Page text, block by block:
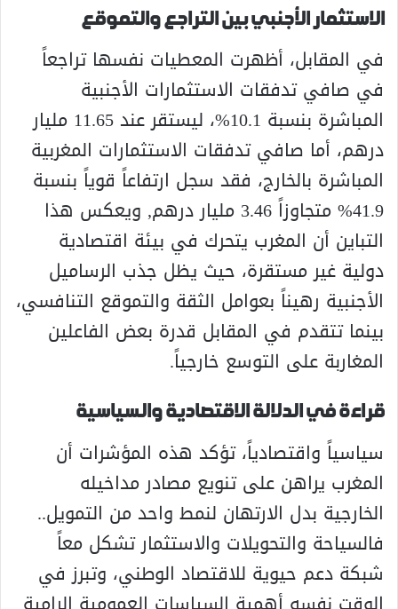
الاستثمار الأجنبي بين التراجع والتموقع
في المقابل، أظهرت المعطيات نفسها تراجعاً
في صافي تدفقات الاستثمارات الأجنبية
المباشرة بنسبة 10.1%، ليستقر عند 11.65 مليار
درهم، أما صافي تدفقات الاستثمارات المغربية
المباشرة بالخارج، فقد سجل ارتفاعاً قوياً بنسبة
41.9% متجاوزاً 3.46 مليار درهم, ويعكس هذا
التباين أن المغرب يتحرك في بيئة اقتصادية
دولية غير مستقرة، حيث يظل جذب الرساميل
الأجنبية رهيناً بعوامل الثقة والتموقع التنافسي،
بينما تتقدم في المقابل قدرة بعض الفاعلين
المغاربة على التوسع خارجياً.
قراءة في الدلالة الاقتصادية والسياسية
سياسياً واقتصادياً، تؤكد هذه المؤشرات أن
المغرب يراهن على تنويع مصادر مداخيله
الخارجية بدل الارتهان لنمط واحد من التمويل..
فالسياحة والتحويلات والاستثمار تشكل معاً
شبكة دعم حيوية للاقتصاد الوطني، وتبرز في